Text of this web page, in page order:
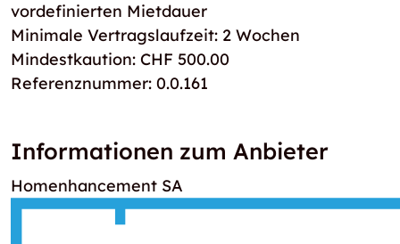
vordefinierten Mietdauer
Minimale Vertragslaufzeit: 2 Wochen
Mindestkaution: CHF 500.00
Referenznummer: 0.0.161
Informationen zum Anbieter
Homenhancement SA